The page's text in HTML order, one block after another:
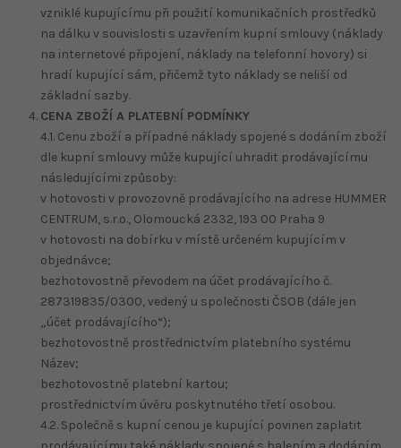
vzniklé kupujícímu při použití komunikačních prostředků
na dálku v souvislosti s uzavřením kupní smlouvy (náklady
na internetové připojení, náklady na telefonní hovory) si
hradí kupující sám, přičemž tyto náklady se neliší od
základní sazby.
CENA ZBOŽÍ A PLATEBNÍ PODMÍNKY
4.1. Cenu zboží a případné náklady spojené s dodáním zboží
dle kupní smlouvy může kupující uhradit prodávajícímu
následujícími způsoby:
v hotovosti v provozovně prodávajícího na adrese HUMMER
CENTRUM, s.r.o., Olomoucká 2332, 193 00 Praha 9
v hotovosti na dobírku v místě určeném kupujícím v
objednávce;
bezhotovostně převodem na účet prodávajícího č.
287319835/0300, vedený u společnosti ČSOB (dále jen
„účet prodávajícího“);
bezhotovostně prostřednictvím platebního systému
Název;
bezhotovostně platební kartou;
prostřednictvím úvěru poskytnutého třetí osobou.
4.2. Společně s kupní cenou je kupující povinen zaplatit